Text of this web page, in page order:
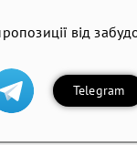
від
Telegram